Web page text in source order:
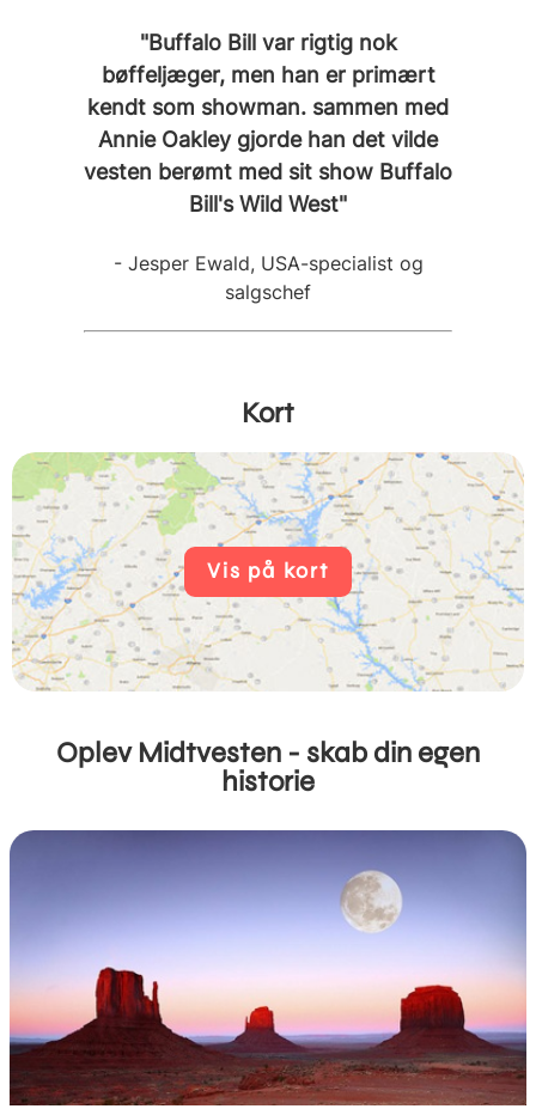
"Buffalo Bill var rigtig nok
bøffeljæger, men han er primært
kendt som showman. sammen med
Annie Oakley gjorde han det vilde
vesten berømt med sit show Buffalo
Bill's Wild West"
- Jesper Ewald, USA-specialist og
salgschef
Kort
Vis på kort
Oplev Midtvesten - skab din egen
historie